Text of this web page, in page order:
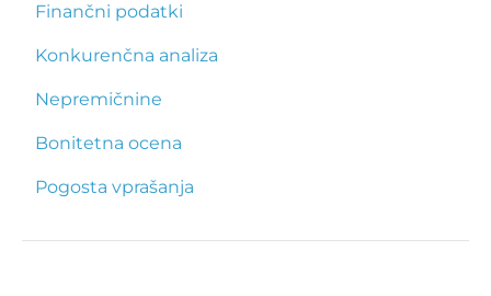
Finančni podatki
Konkurenčna analiza
Nepremičnine
Bonitetna ocena
Pogosta vprašanja